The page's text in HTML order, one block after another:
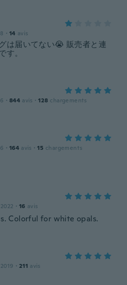
· 14 avis
は届いてない😭 販売者と連
す。
· 844 avis · 128 chargements
· 164 avis · 15 chargements
· 16 avis
Colorful for white opals.
· 211 avis